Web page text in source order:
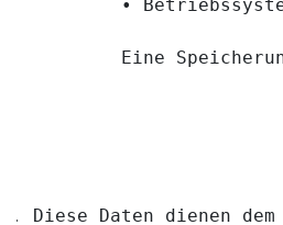
•
Eine
Diese Daten dienen